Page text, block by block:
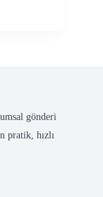
gönderi
pratik, hızlı